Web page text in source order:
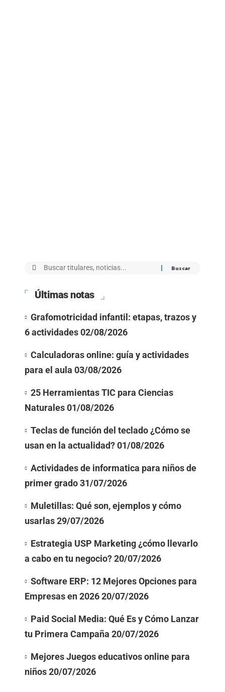
Últimas notas
Grafomotricidad infantil: etapas, trazos y
6 actividades02/08/2026
Calculadoras online: guía y actividades
para el aula 03/08/2026
25 Herramientas TIC para Ciencias
Naturales01/08/2026
Teclas de función del teclado ¿Cómo se
usan en la actualidad?01/08/2026
Actividades de informatica para niños de
primer grado31/07/2026
Muletillas: Qué son, ejemplos y cómo
usarlas29/07/2026
Estrategia USP Marketing ¿cómo llevarlo
a cabo en tu negocio?20/07/2026
Software ERP: 12 Mejores Opciones para
Empresas en 202620/07/2026
Paid Social Media: Qué Es y Cómo Lanzar
tu Primera Campaña 20/07/2026
Mejores Juegos educativos online para
niños20/07/2026